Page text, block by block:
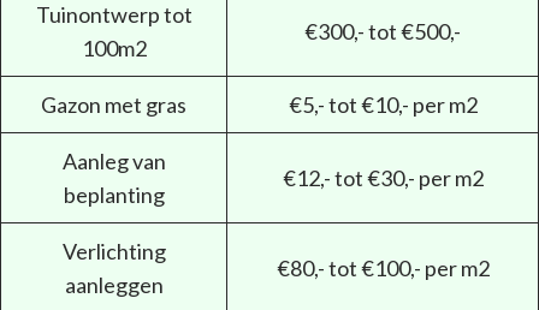
Tuinontwerp tot
100m2
€300,- tot €500,-
Gazon met gras €5,- tot €10,- per m2
Aanleg van
beplanting
€12,- tot €30,- per m2
Verlichting
aanleggen
€80,- tot €100,- per m2